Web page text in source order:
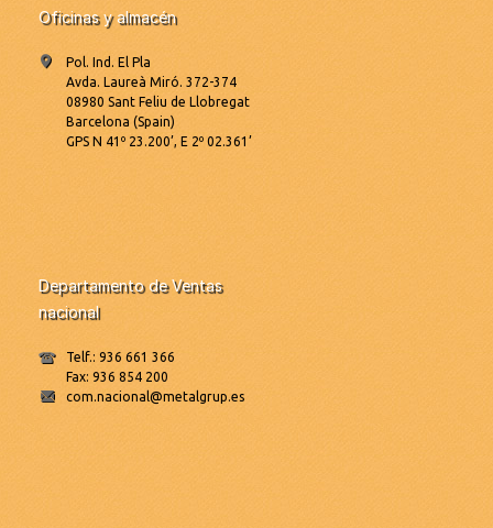
Oficinas y almacén
Pol. Ind. El Pla
Avda. Laureà Miró. 372-374
08980 Sant Feliu de Llobregat
Barcelona (Spain)
GPS N 41º 23.200’, E 2º 02.361’
Departamento de Ventas
nacional
Telf.: 936 661 366
Fax: 936 854 200
com.nacional@metalgrup.es